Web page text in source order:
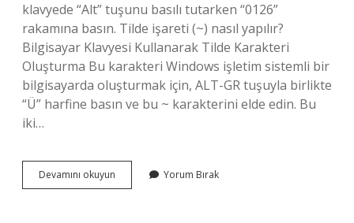
klavyede “Alt” tuşunu basılı tutarken “0126”
rakamına basın. Tilde işareti (~) nasıl yapılır?
Bilgisayar Klavyesi Kullanarak Tilde Karakteri
Oluşturma Bu karakteri Windows işletim sistemli bir
bilgisayarda oluşturmak için, ALT-GR tuşuyla birlikte
“Ü” harfine basın ve bu ~ karakterini elde edin. Bu
iki…
Devamını okuyun Yaklaşık
Sembolü
Yorum Bırak